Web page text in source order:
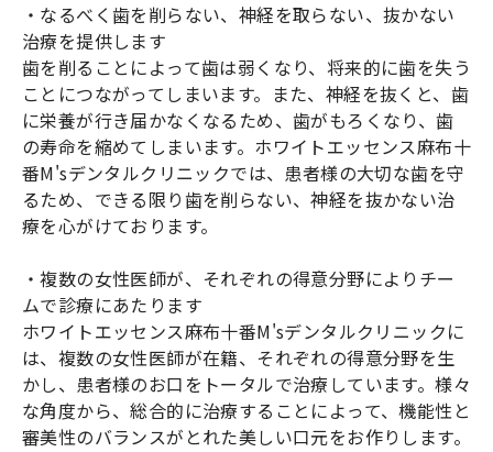
・なるべく歯を削らない、神経を取らない、抜かない
治療を提供します
歯を削ることによって歯は弱くなり、将来的に歯を失う
ことにつながってしまいます。また、神経を抜くと、歯
に栄養が行き届かなくなるため、歯がもろくなり、歯
の寿命を縮めてしまいます。ホワイトエッセンス麻布十
番M'sデンタルクリニックでは、患者様の大切な歯を守
るため、できる限り歯を削らない、神経を抜かない治
療を心がけております。
・複数の女性医師が、それぞれの得意分野によりチー
ムで診療にあたります
ホワイトエッセンス麻布十番M'sデンタルクリニックに
は、複数の女性医師が在籍、それぞれの得意分野を生
かし、患者様のお口をトータルで治療しています。様々
な角度から、総合的に治療することによって、機能性と
審美性のバランスがとれた美しい口元をお作りします。